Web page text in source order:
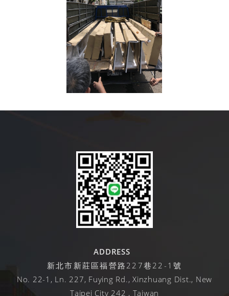
ADDRESS
新北市新莊區福營路227巷22-1號
No. 22-1, Ln. 227, Fuying Rd., Xinzhuang Dist., New
Taipei City 242 , Taiwan